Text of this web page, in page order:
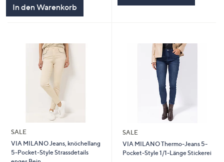
In den Warenkorb
SALE
VIA MILANO Jeans, knöchellang
5-Pocket-Style Strassdetails
SALE
VIA MILANO Thermo-Jeans 5-
Pocket-Style 1/1-Länge Stickerei